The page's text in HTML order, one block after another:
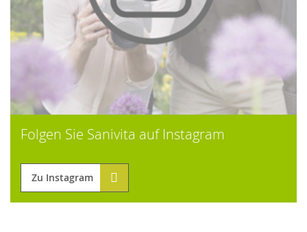
Folgen Sie Sanivita auf Instagram
Zu Instagram